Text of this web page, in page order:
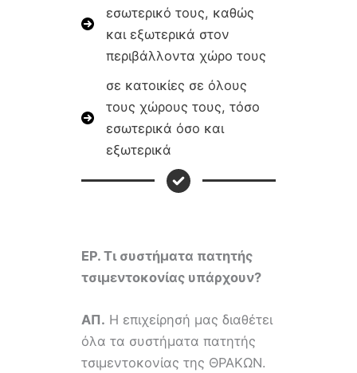
εσωτερικό τους, καθώς
και εξωτερικά στον
περιβάλλοντα χώρο τους
σε κατοικίες σε όλους
τους χώρους τους, τόσο
εσωτερικά όσο και
εξωτερικά
ΕΡ. Τι συστήματα πατητής
τσιμεντοκονίας υπάρχουν?
ΑΠ. Η επιχείρησή μας διαθέτει
όλα τα συστήματα πατητής
τσιμεντοκονίας της ΘΡΑΚΩΝ.